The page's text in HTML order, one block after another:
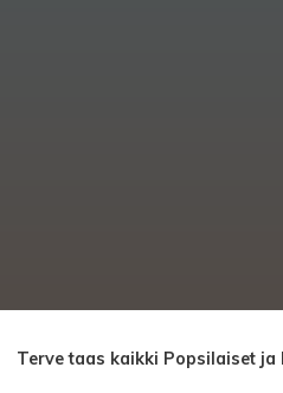
Terve taas kaikki Popsilaiset ja